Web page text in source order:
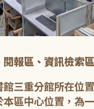
閱報區、資訊檢索區
三重分館所在位
本區中心位置，為